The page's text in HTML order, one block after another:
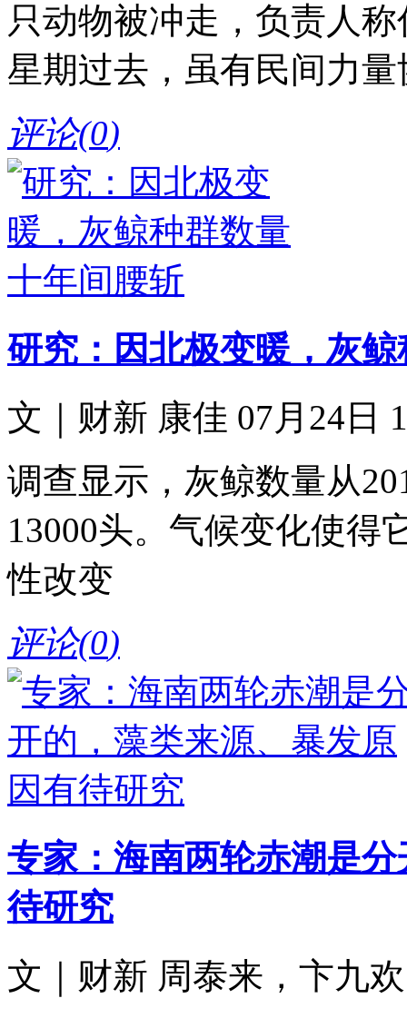
只动物被冲走，负责人
星期过去，虽有民间力
评论(0)
研究：因北极变暖，灰
文｜财新 康佳 07月24日
调查显示，灰鲸数量从
13000头。气候变化使得
性改变
评论(0)
专家：海南两轮赤潮是
待研究
文｜财新 周泰来，卞九